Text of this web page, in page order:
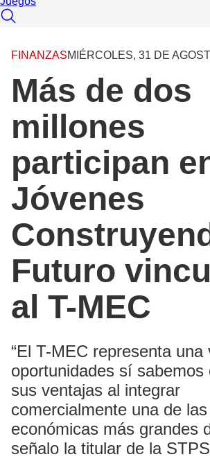
FINANZASMIÉRCOLES, 31 DE
Más de dos
millones
participan
Jóvenes
Futuro
al T-MEC
“El T-MEC representa una
oportunidades sí sabemos
sus ventajas al integrar
comercialmente una de
económicas más grandes
señalo la titular de la STPS